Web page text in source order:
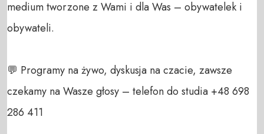
medium tworzone z Wami i dla Was – obywatelek i
obywateli.
💬 Programy na żywo, dyskusja na czacie, zawsze
czekamy na Wasze głosy – telefon do studia +48 698
286 411